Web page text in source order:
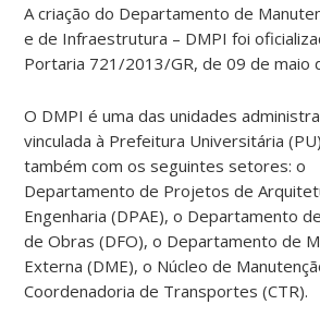
A criação do Departamento de
e de Infraestrutura – DMPI foi
Portaria 721/2013/GR, de 09 de maio
O DMPI é uma das unidades
vinculada à Prefeitura Universitária
também com os seguintes setores: o
Departamento de Projetos de
Engenharia (DPAE), o Departamento
de Obras (DFO), o Departamento de
Externa (DME), o Núcleo de
Coordenadoria de Transportes (CTR).